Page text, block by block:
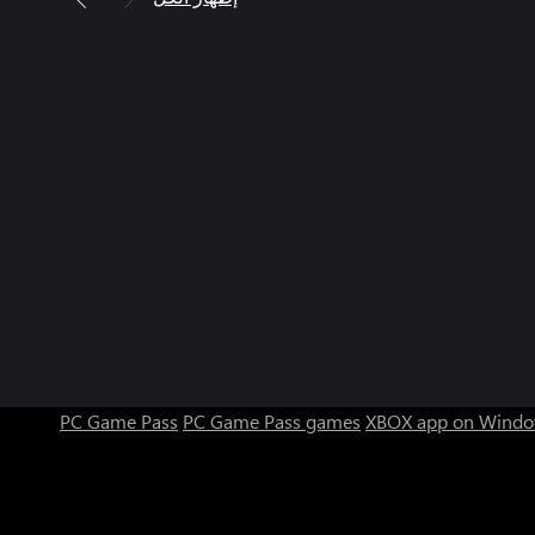
PC Game Pass PC Game Pass games XBOX app on